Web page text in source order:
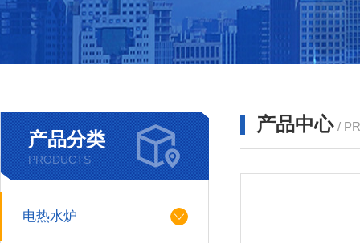
产品分类
PRODUCTS
电热水炉
产品中心 /